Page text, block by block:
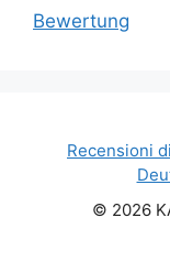
Bewertung
Recensioni
© 2026